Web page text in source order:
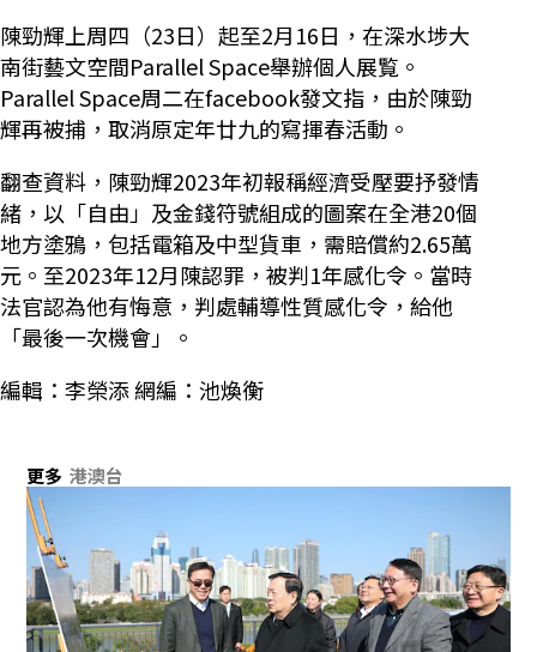
陳勁輝上周四（23日）起至2月16日，在深水埗大
南街藝文空間Parallel Space舉辦個人展覧。
Parallel Space周二在facebook發文指，由於陳勁
輝再被捕，取消原定年廿九的寫揮春活動。
翻查資料，陳勁輝2023年初報稱經濟受壓要抒發情
緒，以「自由」及金錢符號組成的圖案在全港20個
地方塗鴉，包括電箱及中型貨車，需賠償約2.65萬
元。至2023年12月陳認罪，被判1年感化令。當時
法官認為他有悔意，判處輔導性質感化令，給他
「最後一次機會」。
編輯：李榮添 網編：池煥衡
更多 港澳台